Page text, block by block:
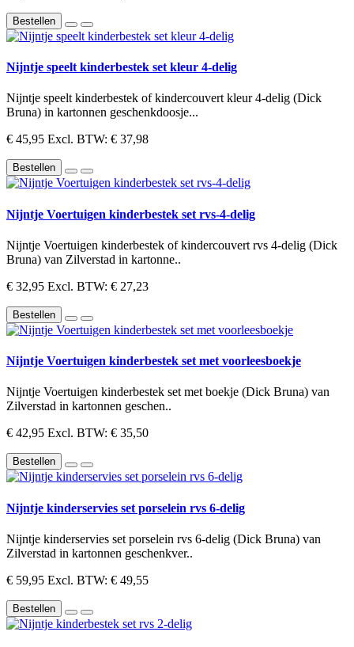
Bestellen
Nijntje speelt kinderbestek set kleur 4-delig
Nijntje speelt kinderbestek of kindercouvert kleur 4-delig (Dick
Bruna) in kartonnen geschenkdoosje...
€ 45,95 Excl. BTW: € 37,98
Bestellen
Nijntje Voertuigen kinderbestek set rvs-4-delig
Nijntje Voertuigen kinderbestek of kindercouvert rvs 4-delig (Dick
Bruna) van Zilverstad in kartonne..
€ 32,95 Excl. BTW: € 27,23
Bestellen
Nijntje Voertuigen kinderbestek set met voorleesboekje
Nijntje Voertuigen kinderbestek set met boekje (Dick Bruna) van
Zilverstad in kartonnen geschen..
€ 42,95 Excl. BTW: € 35,50
Bestellen
Nijntje kinderservies set porselein rvs 6-delig
Nijntje kinderservies set porselein rvs 6-delig (Dick Bruna) van
Zilverstad in kartonnen geschenkver..
€ 59,95 Excl. BTW: € 49,55
Bestellen